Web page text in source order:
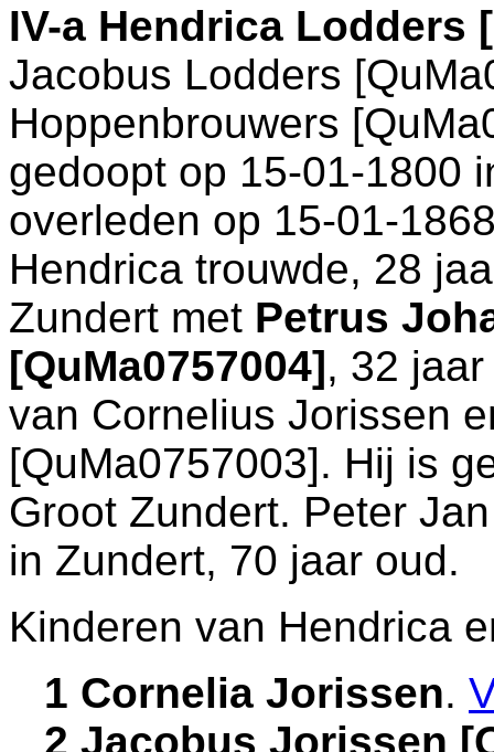
IV-a Hendrica Lodders
Jacobus Lodders
Hoppenbrouwers
gedoopt op 15-01-1800
overleden op 15-01-
Hendrica trouwde, 28
Zundert met Petrus
[QuMa0757004], 32
van Cornelius Jorissen
[QuMa0757003]. Hij is
Groot Zundert. Peter
in Zundert, 70 jaar oud.
Kinderen van Hendrica
1 Cornelia Jorissen.
2 Jacobus Jorissen